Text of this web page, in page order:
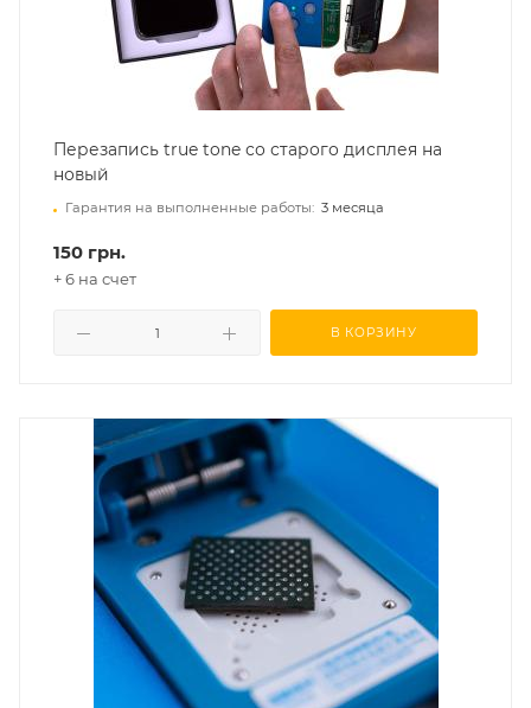
Перезапись true tone со старого дисплея на
новый
Гарантия на выполненные работы: 3 месяца
150 грн.
+ 6 на счет
В КОРЗИНУ